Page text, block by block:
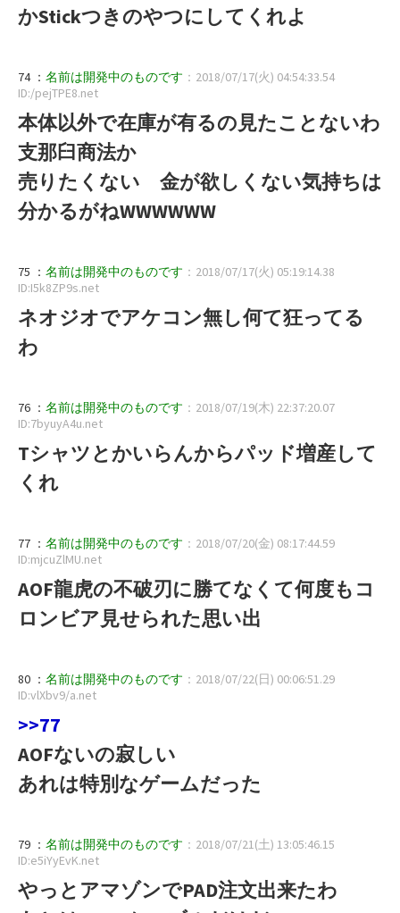
かStickつきのやつにしてくれよ
74 ： 名前は開発中のものです ：2018/07/17(火) 04:54:33.54
ID:/pejTPE8.net
本体以外で在庫が有るの見たことないわ
支那臼商法か
売りたくない 金が欲しくない気持ちは
分かるがねWWWWWW
75 ： 名前は開発中のものです ：2018/07/17(火) 05:19:14.38
ID:I5k8ZP9s.net
ネオジオでアケコン無し何て狂ってる
わ
76 ： 名前は開発中のものです ：2018/07/19(木) 22:37:20.07
ID:7byuyA4u.net
Tシャツとかいらんからパッド増産して
くれ
77 ： 名前は開発中のものです ：2018/07/20(金) 08:17:44.59
ID:mjcuZlMU.net
AOF龍虎の不破刃に勝てなくて何度もコ
ロンビア見せられた思い出
80 ： 名前は開発中のものです ：2018/07/22(日) 00:06:51.29
ID:vlXbv9/a.net
>>77
AOFないの寂しい
あれは特別なゲームだった
79 ： 名前は開発中のものです ：2018/07/21(土) 13:05:46.15
ID:e5iYyEvK.net
やっとアマゾンでPAD注文出来たわ